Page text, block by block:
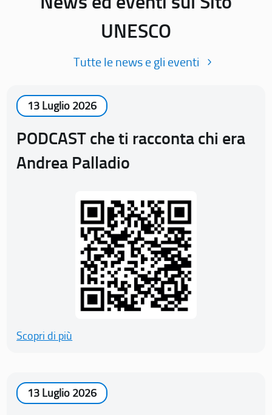
UNESCO
Tutte le news e gli eventi
13 Luglio 2026
PODCAST che ti racconta chi era
Andrea Palladio
Scopri di più
13 Luglio 2026